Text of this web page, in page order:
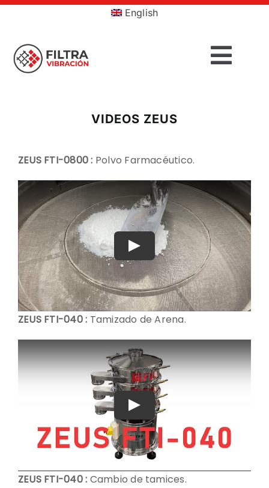
Saltar
English
SERVICIOS
EMPRESA
CONTACTO
DESCARGAS
VIDEOS ZEUS
ZEUS FTI-0800 : Polvo Farmacéutico.
Play
ZEUS FTI-040 : Tamizado de Arena.
Play
ZEUS FTI-040 : Cambio de tamices.